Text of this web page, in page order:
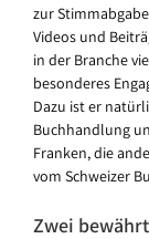
zur
Videos und
in der Branche
besonderes
Dazu ist er
Buchhandlung
Franken, die
vom Schweizer
Zwei